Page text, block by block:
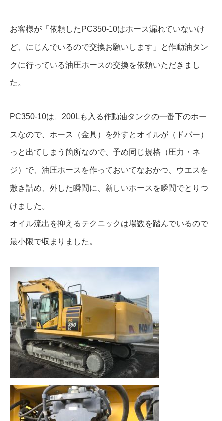
お客様が「依頼したPC350-10はホース漏れていないけ
ど、にじんでいるので交換お願いします」と作動油タン
クに行っている油圧ホースの交換を依頼いただきまし
た。
PC350-10は、200Lも入る作動油タンクの一番下のホー
スなので、ホース（金具）を外すとオイルが（ドバー）
っと出てしまう箇所なので、予め同じ規格（圧力・ネ
ジ）で、油圧ホースを作っておいてなおかつ、ウエスを
敷き詰め、外した瞬間に、新しいホースを瞬間でとりつ
けました。
オイル流出を抑えるテクニックは場数を踏んでいるので
最小限で収まりました。